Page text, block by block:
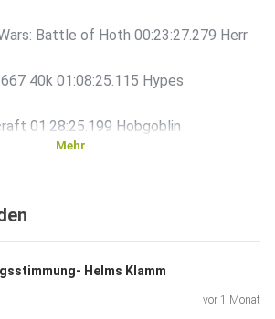
Battle of Hoth 00:23:27.279 Herr
40k 01:08:25.115 Hypes
01:28:25.199 Hobgoblin
Bolt Action 02:39:14.212 Thema
Mehr
Helms Klamm
vor 1 Monat